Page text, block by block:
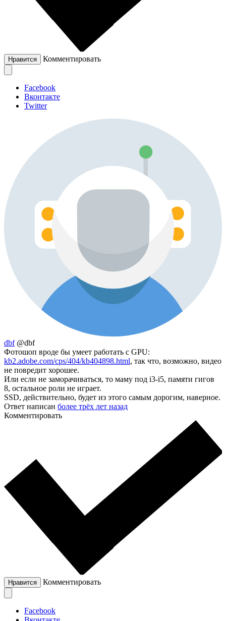
Нравится Комментировать
Facebook
Вконтакте
Twitter
dbf @dbf
Фотошоп вроде бы умеет работать с GPU:
kb2.adobe.com/cps/404/kb404898.html, так что, возможно, видео
не повредит хорошее.
Или если не заморачиваться, то маму под i3-i5, памяти гигов
8, остальное роли не играет.
SSD, действительно, будет из этого самым дорогим, наверное.
Ответ написан более трёх лет назад
Комментировать
Нравится Комментировать
Facebook